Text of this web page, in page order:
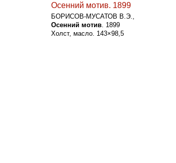
БОРИСОВ-МУСАТОВ В.Э.,
Осенний мотив. 1899
Холст, масло. 143×98,5